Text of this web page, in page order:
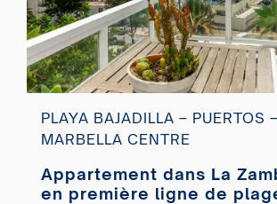
PLAYA BAJADILLA – PUERTOS –
MARBELLA CENTRE
Appartement dans La
en première ligne de